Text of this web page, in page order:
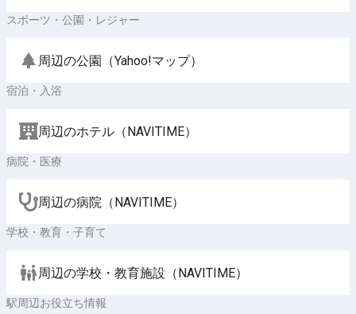
スポーツ・公園・レジャー
周辺の公園（Yahoo!マップ）
宿泊・入浴
周辺のホテル（NAVITIME）
病院・医療
周辺の病院（NAVITIME）
学校・教育・子育て
周辺の学校・教育施設（NAVITIME）
駅周辺お役立ち情報